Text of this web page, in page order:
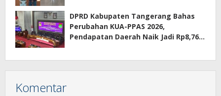
Terkait Sewa Kamar Per Jam
DPRD Kabupaten Tangerang Bahas
Perubahan KUA-PPAS 2026,
Pendapatan Daerah Naik Jadi Rp8,76
Komentar